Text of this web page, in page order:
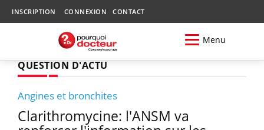
INSCRIPTION CONNEXION CONTACT
Menu
QUESTION D'ACTU
Angines et bronchites
Clarithromycine: l'ANSM va